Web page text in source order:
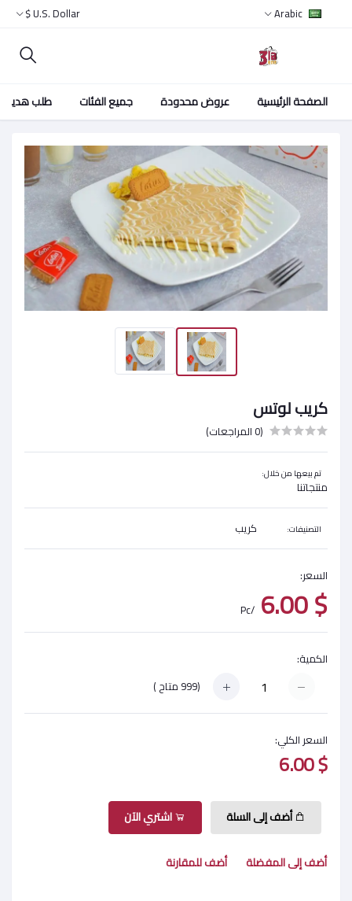
Arabic
U.S. Dollar $
الصفحة الرئيسية عروض محدودة جميع الفئات طلب هدية
كريب لوتس
(0 المراجعات)
تم بيعها من خلال:
منتجاتنا
التصنيفات: كريب
السعر:
$ 6.00
/Pc
الكمية:
(
999 متاح )
السعر الكلي:
$ 6.00
أضف إلى السلة اشتري الآن
أضف إلى المفضلة أضف للمقارنة